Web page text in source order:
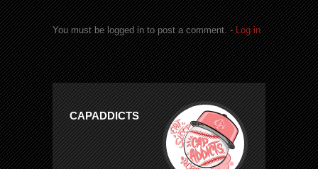
You must be logged in to post a comment. -Log in
CAPADDICTS